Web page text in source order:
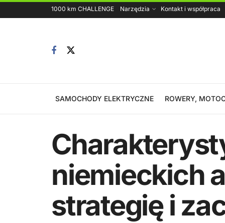
1000 km CHALLENGE Narzędzia Kontakt i współpraca
SAMOCHODY ELEKTRYCZNE ROWERY,
niemieckich
strategię i